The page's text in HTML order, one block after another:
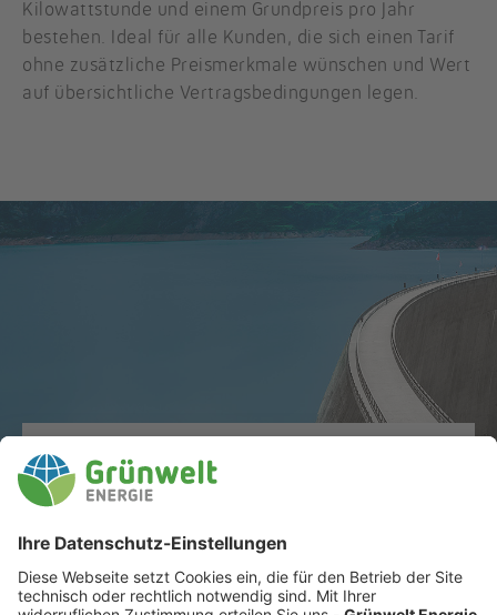
Kilowattstunde und einem Grundpreis pro Jahr
bestehen. Ideal für alle Kunden, die sich einen Tarif
ohne zusätzliche Preismerkmale wünschen und Wert
auf übersichtliche Vertragsbedingungen legen.
100% Ökostrom aus
Wasserkraft
Als Kunde von Grünwelt Energie beliefern wir
Sie mit 100% nachhaltigem Ökostrom aus